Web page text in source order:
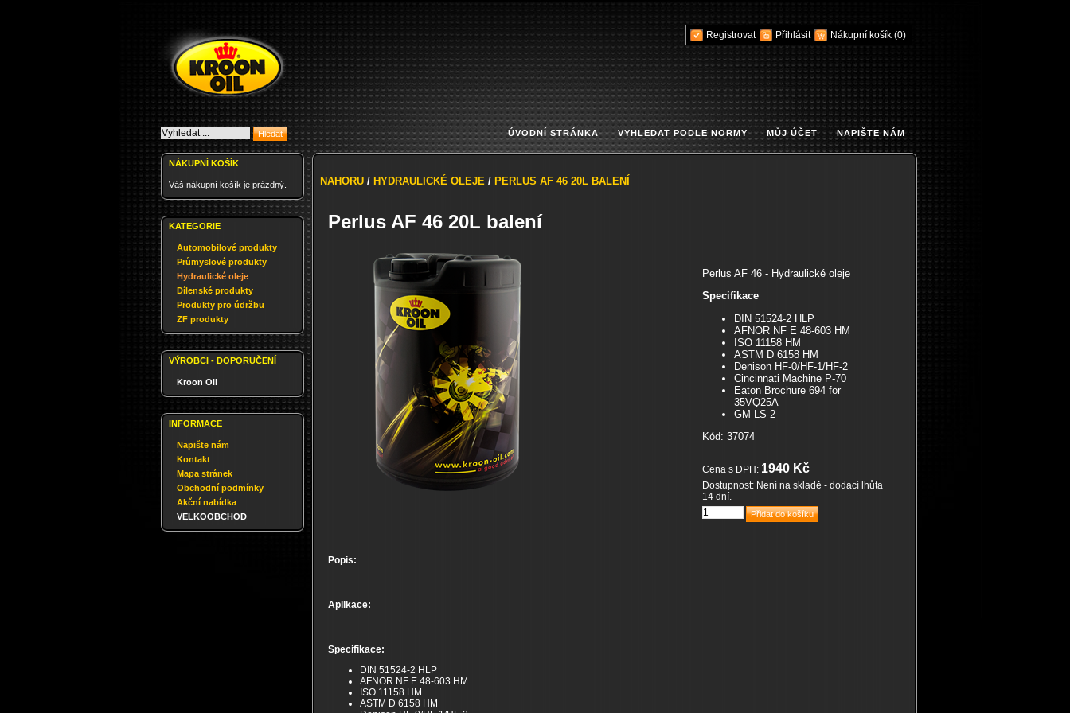
Registrovat Přihlásit Nákupní košík (0)
ÚVODNÍ STRÁNKA VYHLEDAT PODLE NORMY MŮJ ÚČET NAPIŠTE NÁM
NÁKUPNÍ KOŠÍK
Váš nákupní košík je prázdný.
KATEGORIE
Automobilové produkty
Průmyslové produkty
Hydraulické oleje
Dílenské produkty
Produkty pro údržbu
ZF produkty
VÝROBCI - DOPORUČENÍ
Kroon Oil
INFORMACE
Napište nám
Kontakt
Mapa stránek
Obchodní podmínky
Akční nabídka
VELKOOBCHOD
NAHORU / HYDRAULICKÉ OLEJE / PERLUS AF 46 20L BALENÍ
Perlus AF 46 20L balení
Perlus AF 46 - Hydraulické oleje
Specifikace
DIN 51524-2 HLP
AFNOR NF E 48-603 HM
ISO 11158 HM
ASTM D 6158 HM
Denison HF-0/HF-1/HF-2
Cincinnati Machine P-70
Eaton Brochure 694 for
35VQ25A
GM LS-2
Kód: 37074
Cena s DPH: 1940 Kč
Dostupnost: Není na skladě - dodací lhůta
14 dní.
Popis:
Aplikace:
Specifikace:
DIN 51524-2 HLP
AFNOR NF E 48-603 HM
ISO 11158 HM
ASTM D 6158 HM